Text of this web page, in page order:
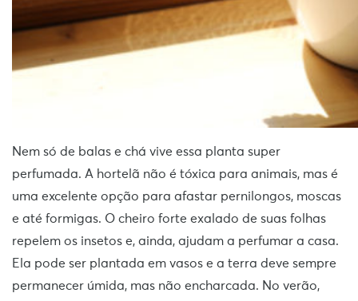
Nem só de balas e chá vive essa planta super
perfumada. A hortelã não é tóxica para animais, mas é
uma excelente opção para afastar pernilongos, moscas
e até formigas. O cheiro forte exalado de suas folhas
repelem os insetos e, ainda, ajudam a perfumar a casa.
Ela pode ser plantada em vasos e a terra deve sempre
permanecer úmida, mas não encharcada. No verão,